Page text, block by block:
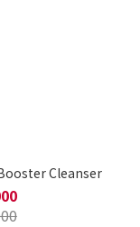
Cleanser